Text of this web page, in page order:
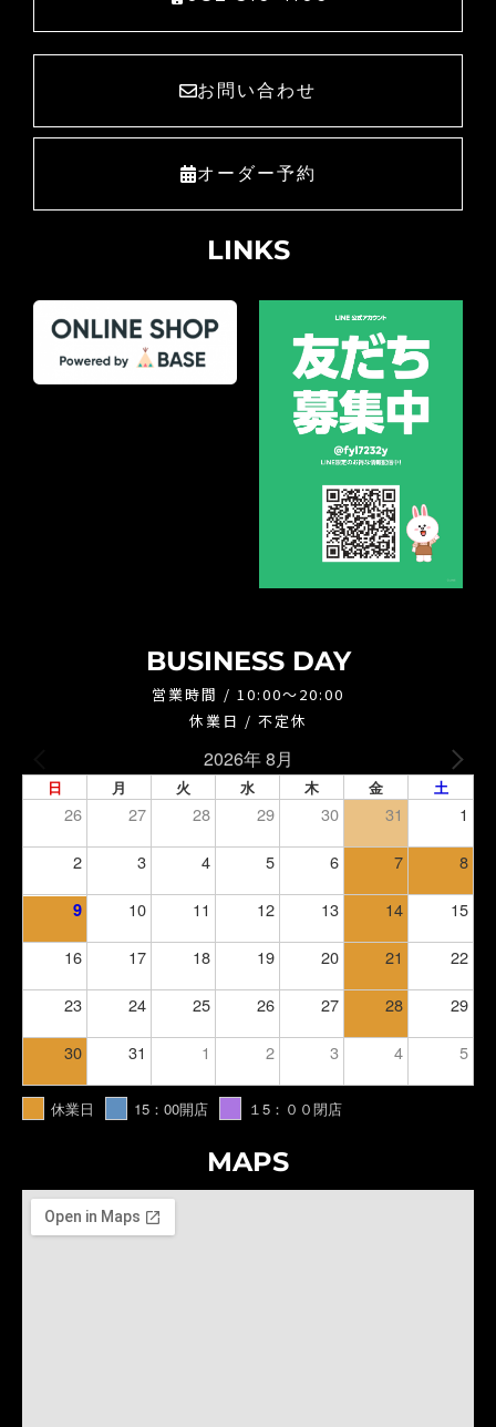
お問い合わせ
オーダー予約
LINKS
BUSINESS DAY
営業時間 / 10:00～20:00
休業日 / 不定休
2026年 8月
日 月 火 水 木 金 土
26 27 28 29 30 31 1
2 3 4 5 6 7 8
9 10 11 12 13 14 15
16 17 18 19 20 21 22
23 24 25 26 27 28 29
30 31 1 2 3 4 5
休業日 15：00開店 １5：００閉店
MAPS